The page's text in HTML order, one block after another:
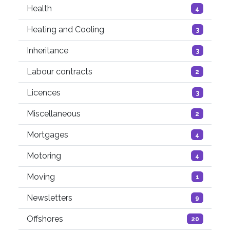
Health 4
Heating and Cooling 3
Inheritance 3
Labour contracts 2
Licences 3
Miscellaneous 2
Mortgages 4
Motoring 4
Moving 1
Newsletters 9
Offshores 20